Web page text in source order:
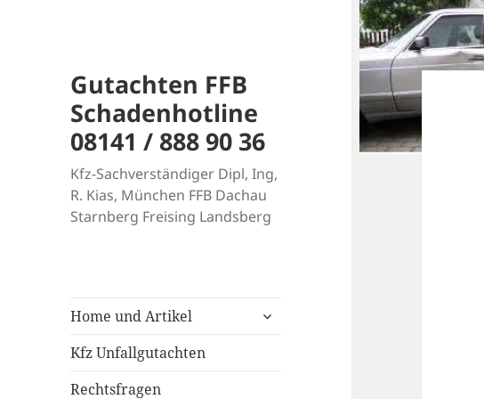
Gutachten FFB
Schadenhotline
08141 / 888 90 36
Kfz-Sachverständiger Dipl, Ing,
R. Kias, München FFB Dachau
Starnberg Freising Landsberg
Home und Artikel
untermenü
Kfz Unfallgutachten
Rechtsfragen